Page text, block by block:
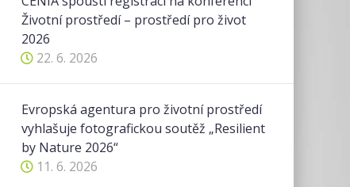
Životní prostředí – prostředí pro život
2026
22. 6. 2026
Evropská agentura pro životní prostředí
vyhlašuje fotografickou soutěž „Resilient
by Nature 2026“
11. 6. 2026